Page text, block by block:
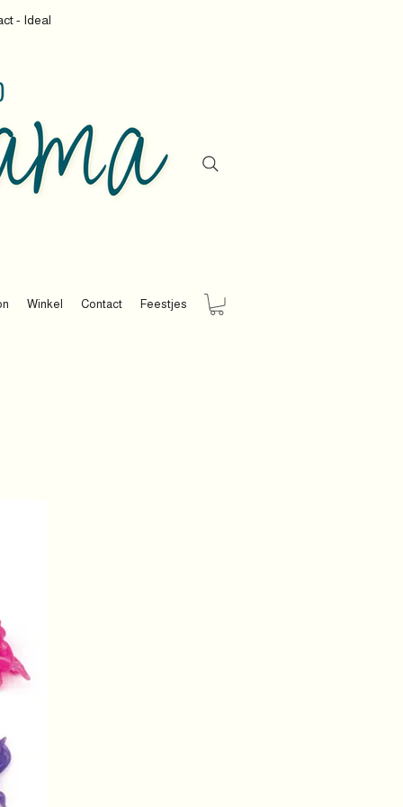
- Ideal
Winkel Contact Feestjes